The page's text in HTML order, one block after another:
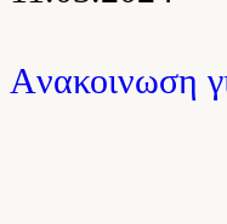
Aνακοινωση